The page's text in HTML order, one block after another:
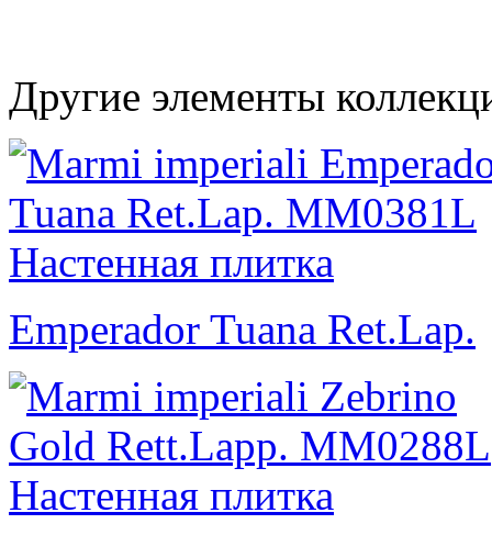
Другие элементы
Emperador Tuana Ret.Lap.